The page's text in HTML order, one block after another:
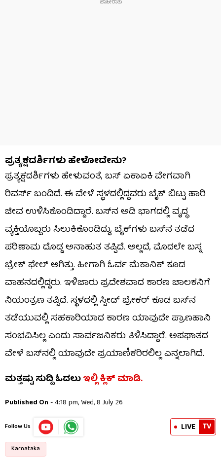
ಪ್ರತ್ಯಕ್ಷದರ್ಶಿಗಳು ಹೇಳೋದೇನು?
ಪ್ರತ್ಯಕ್ಷದರ್ಶಿಗಳು ಹೇಳುವಂತೆ, ಬಸ್​​ ಏಕಾಏಕಿ ವೇಗವಾಗಿ
ರಿವರ್ಸ್​​ ಬಂದಿದೆ. ಈ ವೇಳೆ ಸ್ಥಳದಲ್ಲಿದ್ದವರು ಬೈಕ್ ಬಿಟ್ಟು ಹಾರಿ
ಜೀವ ಉಳಿಸಿಕೊಂಡಿದ್ದಾರೆ. ಬಸ್​​ನ ಅಡಿ ಭಾಗದಲ್ಲಿ ವೃದ್ಧ
ವ್ಯಕ್ತಿಯೊಬ್ಬರು ಸಿಲುಕಿಕೊಂಡಿದ್ದು, ಬೈಕ್​​ಗಳು ಬಸ್​​ನ ತಡೆದ
ಪರಿಣಾಮ ದೊಡ್ಡ ಅನಾಹುತ ತಪ್ಪಿದೆ. ಅಲ್ಲದೆ, ಮೊದಲೇ ಬಸ್ನ
ಬ್ರೇಕ್​​ ಫೇಲ್ ಆಗಿತ್ತು. ಹೀಗಾಗಿ ಓರ್ವ ಮೆಕಾನಿಕ್​​ ಕೂಡ
ವಾಹನದಲ್ಲಿದ್ದರು. ಇಳಿಜಾರು ಪ್ರದೇಶವಾದ ಕಾರಣ ಚಾಲಕನಿಗೆ
ನಿಯಂತ್ರಣ ತಪ್ಪಿದೆ. ಸ್ಥಳದಲ್ಲಿ ಸ್ಪೀಡ್​​ ಬ್ರೇಕರ್​​ ಕೂಡ ಬಸ್​​ನ
ತಡೆಯುವಲ್ಲಿ ಸಹಕಾರಿಯಾದ ಕಾರಣ ಯಾವುದೇ ಪ್ರಾಣಹಾನಿ
ಸಂಭವಿಸಿಲ್ಲ ಎಂದು ಸಾರ್ವಜನಿಕರು ತಿಳಿಸಿದ್ದಾರೆ. ಅಪಘಾತದ
ವೇಳೆ ಬಸ್​​ನಲ್ಲಿ ಯಾವುದೇ ಪ್ರಯಾಣಿಕರಿರಲಿಲ್ಲ ಎನ್ನಲಾಗಿದೆ.
ಮತ್ತಷ್ಟು ಸುದ್ದಿ ಓದಲುಇಲ್ಲಿ ಕ್ಲಿಕ್​​ ಮಾಡಿ.
Published On - 4:18 pm, Wed, 8 July 26
Follow Us LIVE TV
Karnataka